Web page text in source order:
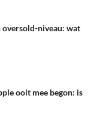
niveau: wat
ooit mee begon: is